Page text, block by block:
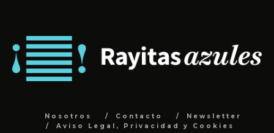
Nosotros Contacto
Newsletter
Aviso Legal, Privacidad y Cookies